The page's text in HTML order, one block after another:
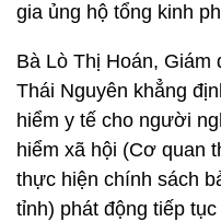
gia ủng hộ tổng kinh
Bà Lò Thị Hoán, Giám
Thái Nguyên khẳng
hiểm y tế cho người
hiểm xã hội (Cơ quan
thực hiện chính sách
tỉnh) phát động tiếp